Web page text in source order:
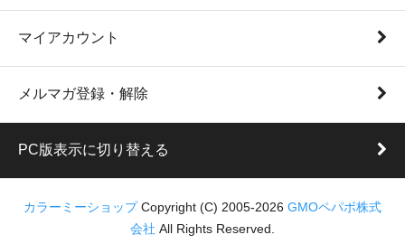
マイアカウント
メルマガ登録・解除
PC版表示に切り替える
カラーミーショップ Copyright (C) 2005-2026 GMOペパボ株式
会社 All Rights Reserved.